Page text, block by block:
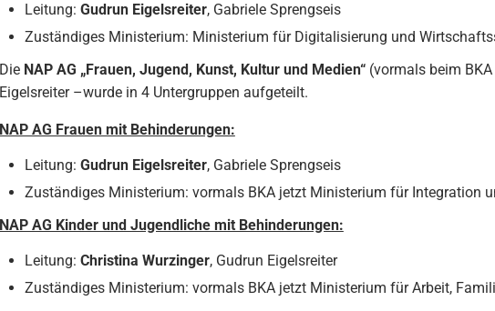
Leitung: Gudrun Eigelsreiter, Gabriele Sprengseis
Zuständiges Ministerium: Ministerium für Digitalisierung und
Die NAP AG „Frauen, Jugend, Kunst, Kultur und Medien“(vormals beim BKA
Eigelsreiter –wurde in 4 Untergruppen aufgeteilt.
NAP AG Frauen mit Behinderungen:
Leitung: Gudrun Eigelsreiter, Gabriele Sprengseis
Zuständiges Ministerium: vormals BKA jetzt Ministerium für Integration
NAP AG Kinder und Jugendliche mit Behinderungen:
Leitung: Christina Wurzinger, Gudrun Eigelsreiter
Zuständiges Ministerium: vormals BKA jetzt Ministerium für Arbeit,